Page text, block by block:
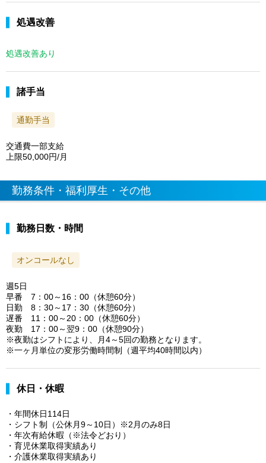
処遇改善
処遇改善あり
諸手当
通勤手当
交通費一部支給
上限50,000円/月
勤務条件・福利厚生・その他
勤務日数・時間
オンコールなし
週5日
早番 7：00～16：00（休憩60分）
日勤 8：30～17：30（休憩60分）
遅番 11：00～20：00（休憩60分）
夜勤 17：00～翌9：00（休憩90分）
※夜勤はシフトにより、月4～5回の勤務となります。
※一ヶ月単位の変形労働時間制（週平均40時間以内）
休日・休暇
・年間休日114日
・シフト制（公休月9～10日）※2月のみ8日
・年次有給休暇（※法令どおり）
・育児休業取得実績あり
・介護休業取得実績あり